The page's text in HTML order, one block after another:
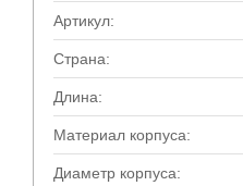
Артикул:
Страна:
Длина:
Материал корпуса:
Диаметр корпуса: